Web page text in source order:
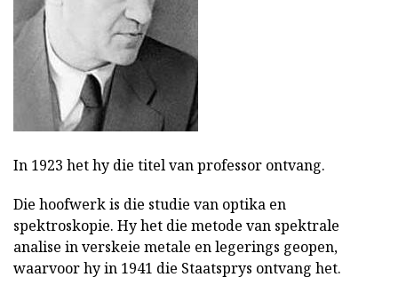
In 1923 het hy die titel van professor ontvang.
Die hoofwerk is die studie van optika en
spektroskopie. Hy het die metode van spektrale
analise in verskeie metale en legerings geopen,
waarvoor hy in 1941 die Staatsprys ontvang het.